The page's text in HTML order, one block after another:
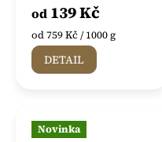
produktu
je
5,0
5
od 139 Kč
Měrná
cena:
od 759 Kč / 1000 g
DETAIL
Novinka